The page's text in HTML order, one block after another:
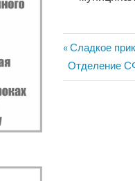
по
Предыдущая
запись:
Сладкое
Следующая
запись:
Отделение